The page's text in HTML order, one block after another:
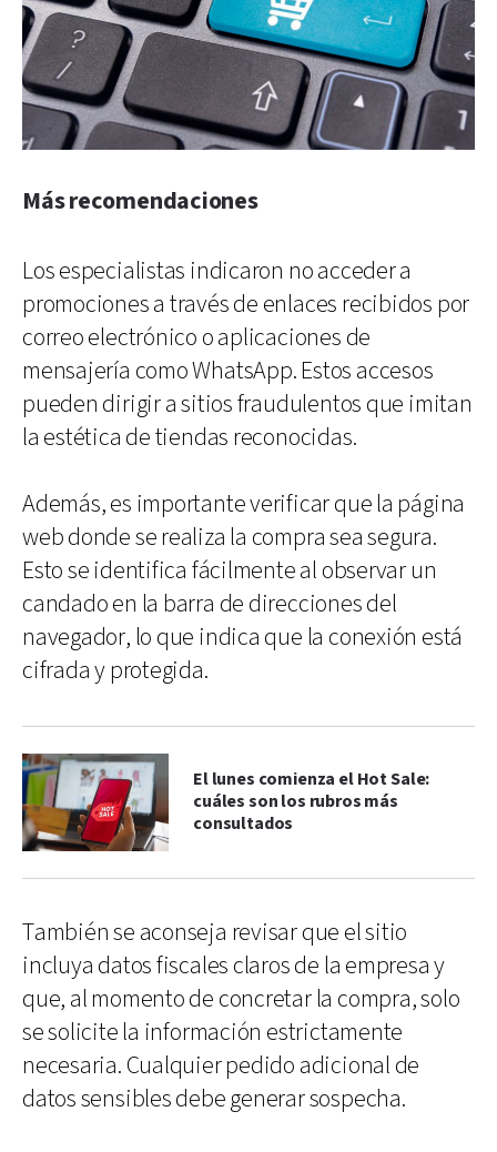
Más recomendaciones
Los especialistas indicaron no acceder a
promociones a través de enlaces recibidos por
correo electrónico o aplicaciones de
mensajería como WhatsApp. Estos accesos
pueden dirigir a sitios fraudulentos que imitan
la estética de tiendas reconocidas.
Además, es importante verificar que la página
web donde se realiza la compra sea segura.
Esto se identifica fácilmente al observar un
candado en la barra de direcciones del
navegador, lo que indica que la conexión está
cifrada y protegida.
El lunes comienza el Hot Sale:
cuáles son los rubros más
consultados
También se aconseja revisar que el sitio
incluya datos fiscales claros de la empresa y
que, al momento de concretar la compra, solo
se solicite la información estrictamente
necesaria. Cualquier pedido adicional de
datos sensibles debe generar sospecha.